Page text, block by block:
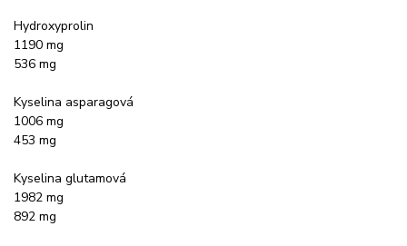
Hydroxyprolin
1190 mg
536 mg
Kyselina asparagová
1006 mg
453 mg
Kyselina glutamová
1982 mg
892 mg